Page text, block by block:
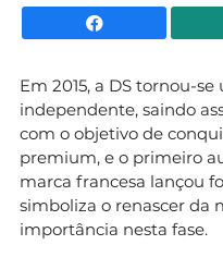
Em 2015, a DS tornou-
independente, saindo
com o objetivo de
premium, e o primeiro
marca francesa lançou
simboliza o renascer da
importância nesta fase.